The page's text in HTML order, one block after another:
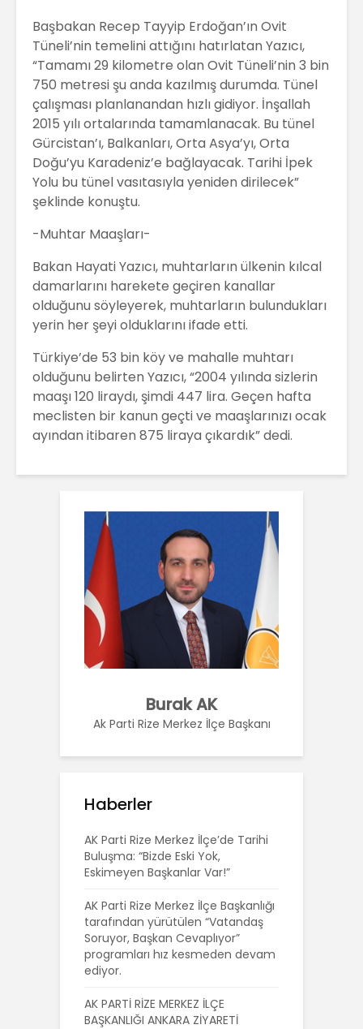
Başbakan Recep Tayyip Erdoğan’ın Ovit
Tüneli’nin temelini attığını hatırlatan Yazıcı,
“Tamamı 29 kilometre olan Ovit Tüneli’nin 3 bin
750 metresi şu anda kazılmış durumda. Tünel
çalışması planlanandan hızlı gidiyor. İnşallah
2015 yılı ortalarında tamamlanacak. Bu tünel
Gürcistan’ı, Balkanları, Orta Asya’yı, Orta
Doğu’yu Karadeniz’e bağlayacak. Tarihi İpek
Yolu bu tünel vasıtasıyla yeniden dirilecek”
şeklinde konuştu.
-Muhtar Maaşları-
Bakan Hayati Yazıcı, muhtarların ülkenin kılcal
damarlarını harekete geçiren kanallar
olduğunu söyleyerek, muhtarların bulundukları
yerin her şeyi olduklarını ifade etti.
Türkiye’de 53 bin köy ve mahalle muhtarı
olduğunu belirten Yazıcı, “2004 yılında sizlerin
maaşı 120 liraydı, şimdi 447 lira. Geçen hafta
meclisten bir kanun geçti ve maaşlarınızı ocak
ayından itibaren 875 liraya çıkardık” dedi.
Burak AK
Ak Parti Rize Merkez İlçe Başkanı
Haberler
AK Parti Rize Merkez İlçe’de Tarihi
Buluşma: “Bizde Eski Yok,
Eskimeyen Başkanlar Var!”
AK Parti Rize Merkez İlçe Başkanlığı
tarafından yürütülen “Vatandaş
Soruyor, Başkan Cevaplıyor”
programları hız kesmeden devam
ediyor.
AK PARTİ RİZE MERKEZ İLÇE
BAŞKANLIĞI ANKARA ZİYARETİ